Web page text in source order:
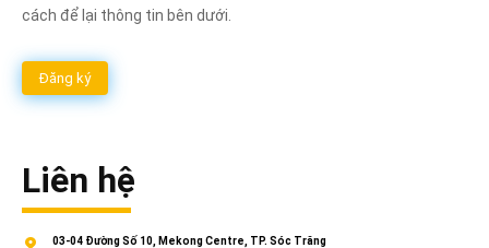
cách để lại thông tin bên dưới.
Đăng ký
Liên hệ
03-04 Đường Số 10, Mekong Centre, TP. Sóc Trăng